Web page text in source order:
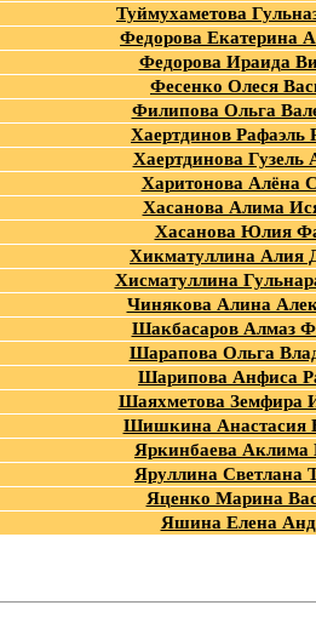
Туймухаметова
Федорова Екатерина
Федорова Ираида
Фесенко Олеся
Филипова Ольга
Хаертдинов Рафаэль
Хаертдинова Гузель
Харитонова Алёна
Хасанова Алима
Хасанова Юлия
Хикматуллина Алия
Хисматуллина
Чинякова Алина
Шакбасаров Алмаз
Шарапова Ольга
Шарипова Анфиса
Шаяхметова Земфира
Шишкина Анастасия
Яркинбаева Аклима
Яруллина Светлана
Яценко Марина
Яшина Елена